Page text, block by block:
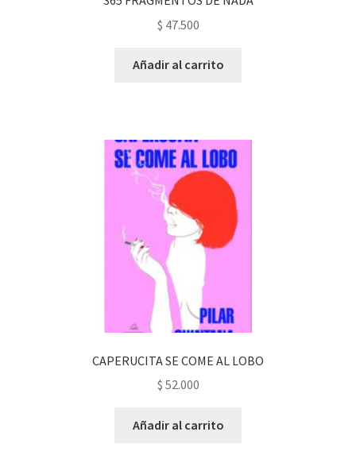
$ 47.500
Añadir al carrito
CAPERUCITA SE COME AL LOBO
$ 52.000
Añadir al carrito